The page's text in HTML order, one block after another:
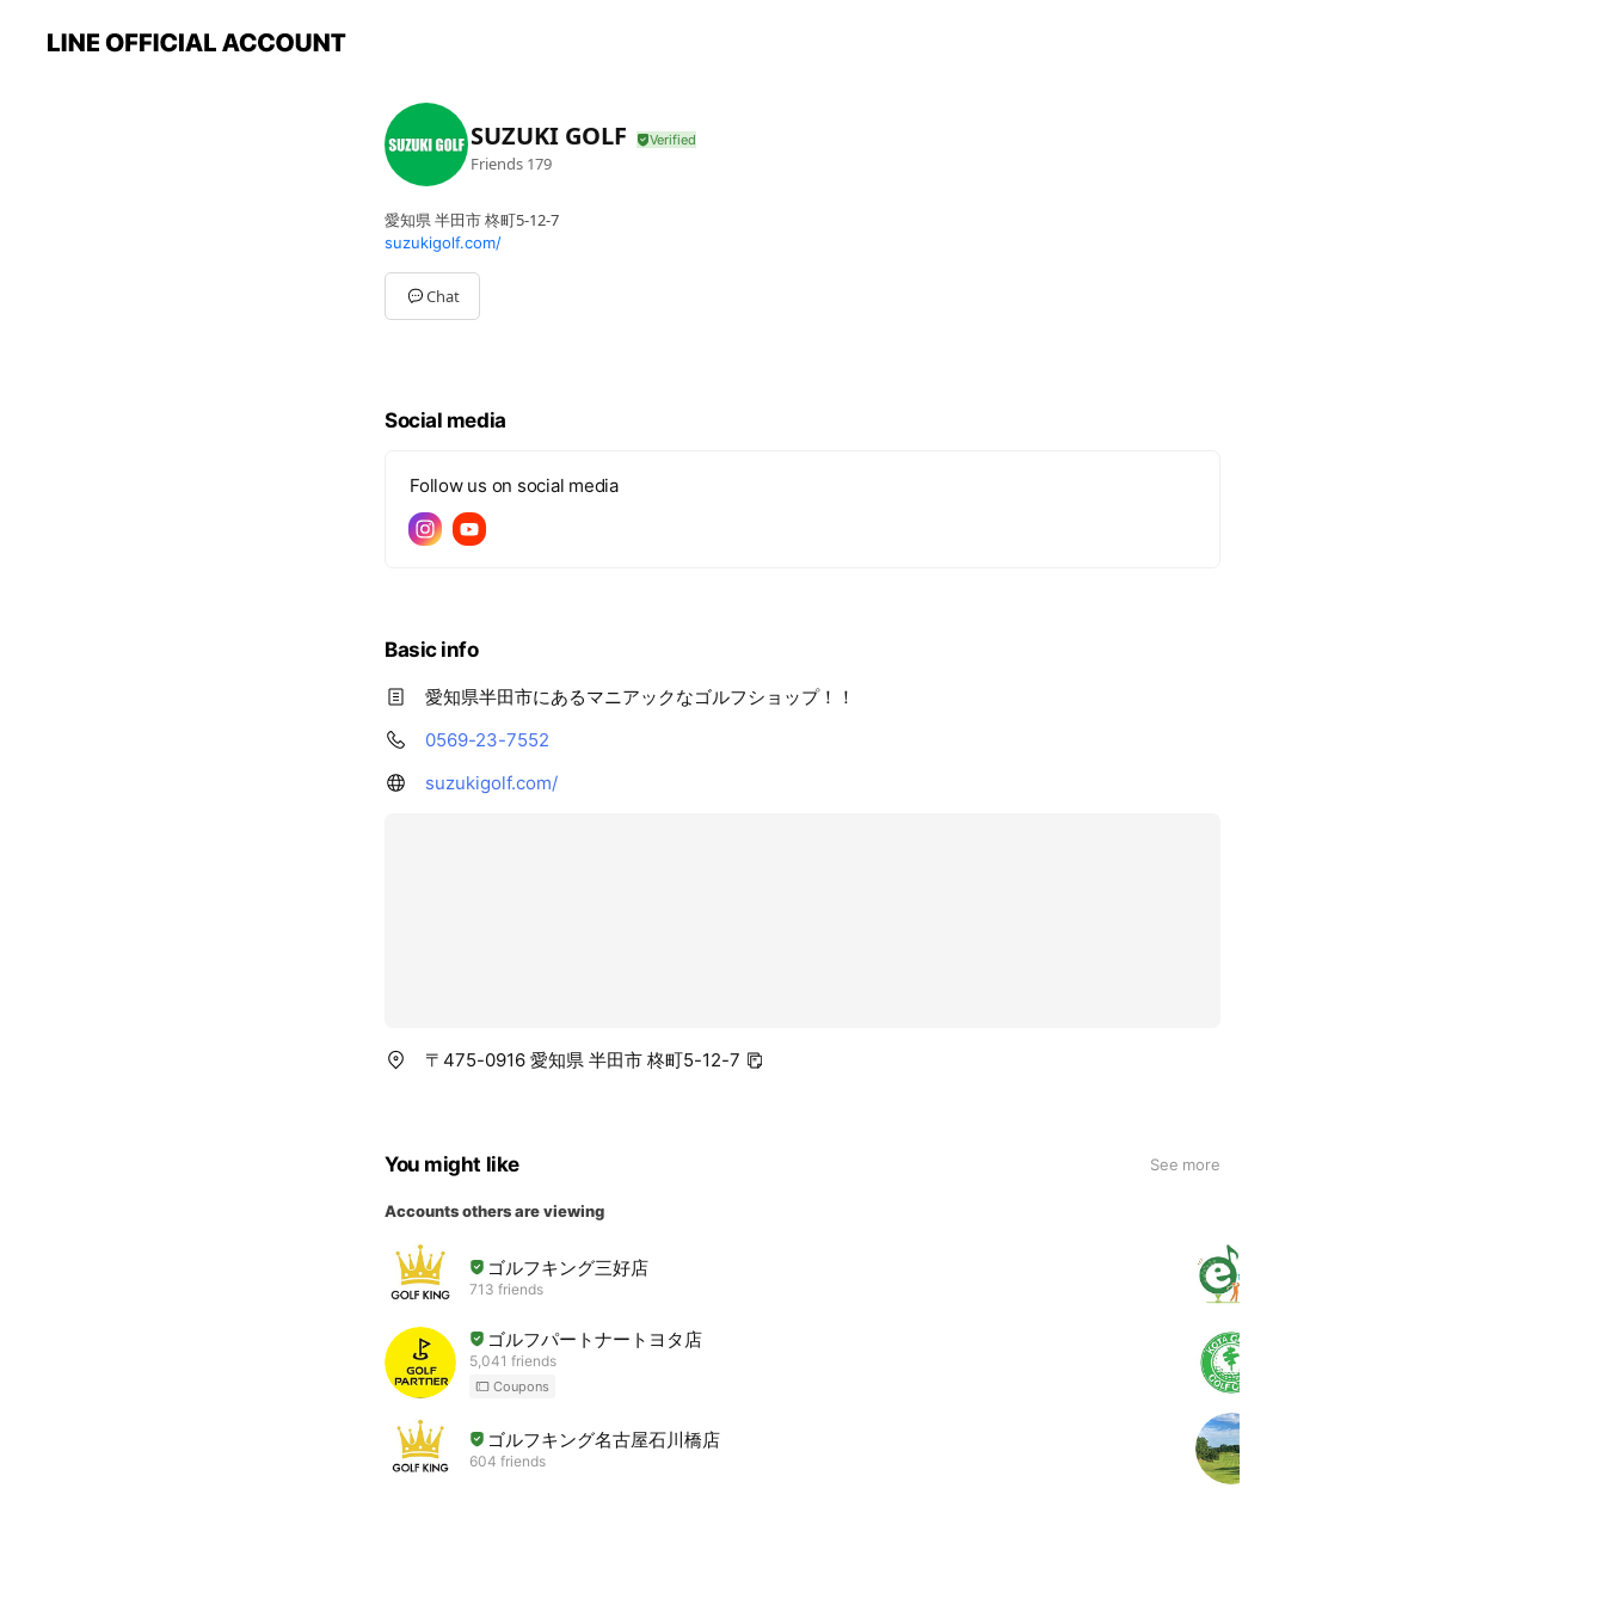
SUZUKI GOLF
Friends 179
愛知県 半田市 柊町5-12-7
suzukigolf.com/
Chat
Social media
Follow us on social media
Basic info
愛知県半田市にあるマニアックなゴルフショップ！！
0569-23-7552
suzukigolf.com/
〒475-0916 愛知県 半田市 柊町5-12-7
You might like See more
Accounts others are viewing
ゴルフキング三好店
713 friends
ゴルフパートナートヨタ店
5,041 friends
Coupons
ゴルフキング名古屋石川橋店
604 friends